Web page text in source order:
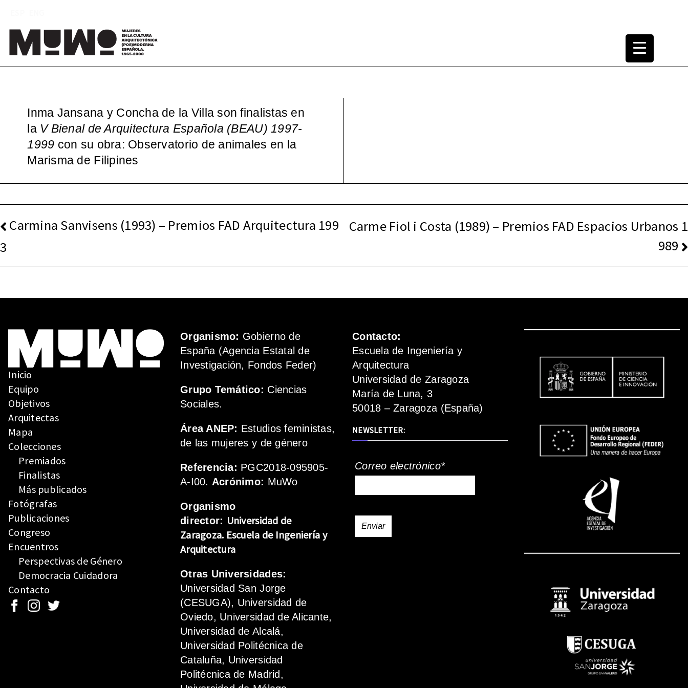
al
contenido
MuWo – Mujeres en la Cultura Arquitectónica
Inma Jansana y Concha de la Villa son finalistas en
la V Bienal de Arquitectura Española (BEAU) 1997-
1999 con su obra: Observatorio de animales en la
Marisma de Filipines
NAVEGACIÓN
DE
ENTRADAS
Carmina Sanvisens (1993) – Premios FAD Arquitectura 199
3
Carme Fiol i Costa (1989) – Premios FAD Espacios Urbanos 1
989
Inicio
Equipo
Objetivos
Arquitectas
Mapa
Colecciones
Premiados
Finalistas
Más publicados
Fotógrafas
Publicaciones
Congreso
Encuentros
Perspectivas de Género
Democracia Cuidadora
Contacto
Organismo: Gobierno de
España (Agencia Estatal de
Investigación, Fondos Feder)
Grupo Temático: Ciencias
Sociales.
Área ANEP: Estudios feministas,
de las mujeres y de género
Referencia: PGC2018-095905-
A-I00. Acrónimo: MuWo
Organismo
director: Universidad de
Zaragoza. Escuela de Ingeniería y
Arquitectura
Otras Universidades:
Universidad San Jorge
(CESUGA), Universidad de
Oviedo, Universidad de Alicante,
Universidad de Alcalá,
Universidad Politécnica de
Cataluña, Universidad
Politécnica de Madrid,
Contacto:
Escuela de Ingeniería y
Arquitectura
Universidad de Zaragoza
María de Luna, 3
50018 – Zaragoza (España)
NEWSLETTER:
Correo electrónico*